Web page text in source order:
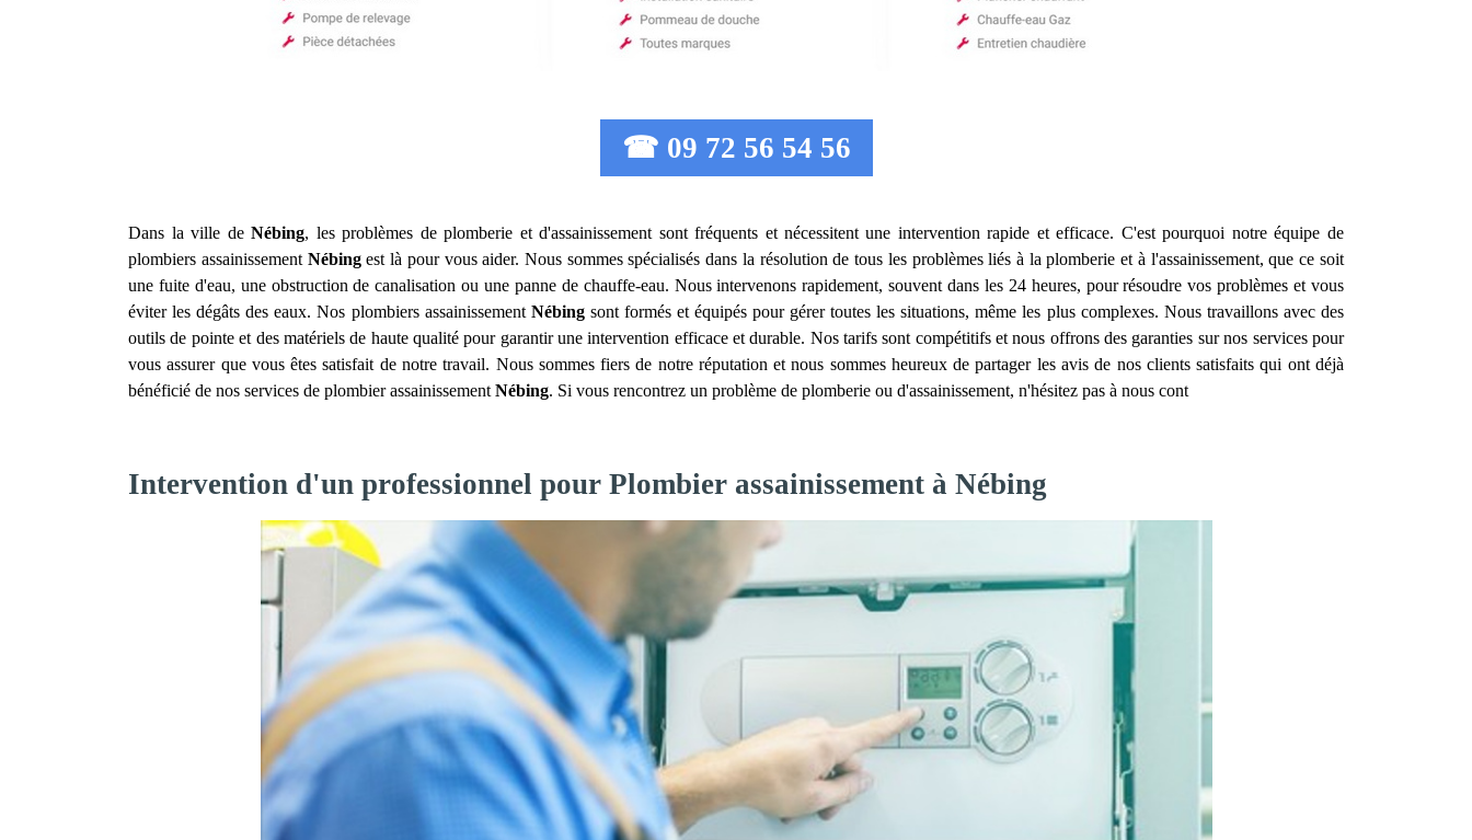
☎ 09 72 56 54 56
Dans la ville deNébing, les problèmes de plomberie et d'assainissement sont fréquents et nécessitent une intervention rapide et efficace. C'est pourquoi notre équipe de
plombiers assainissement Nébingest là pour vous aider. Nous sommes spécialisés dans la résolution de tous les problèmes liés à la plomberie et à l'assainissement, que ce soit
une fuite d'eau, une obstruction de canalisation ou une panne de chauffe-eau. Nous intervenons rapidement, souvent dans les 24 heures, pour résoudre vos problèmes et vous
éviter les dégâts des eaux. Nos plombiers assainissement Nébingsont formés et équipés pour gérer toutes les situations, même les plus complexes. Nous travaillons avec des
outils de pointe et des matériels de haute qualité pour garantir une intervention efficace et durable. Nos tarifs sont compétitifs et nous offrons des garanties sur nos services pour
vous assurer que vous êtes satisfait de notre travail. Nous sommes fiers de notre réputation et nous sommes heureux de partager les avis de nos clients satisfaits qui ont déjà
bénéficié de nos services de plombier assainissementNébing. Si vous rencontrez un problème de plomberie ou d'assainissement, n'hésitez pas à nous cont
Intervention d'un professionnel pour Plombier assainissement à Nébing